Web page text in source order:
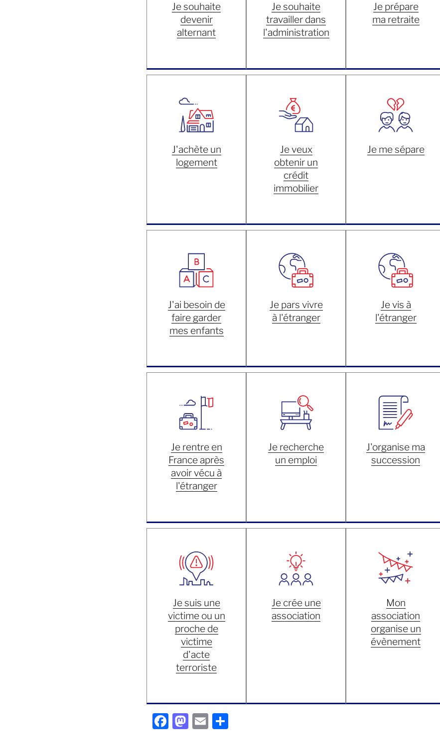
Je souhaite
devenir
alternant
Je souhaite
travailler dans
l'administration
Je prépare
ma retraite
J'achète un
logement
Je veux
obtenir un
crédit
immobilier
Je me sépare
J'ai besoin de
faire garder
mes enfants
Je pars vivre
à l'étranger
Je vis à
l'étranger
Je rentre en
France après
avoir vécu à
l'étranger
Je recherche
un emploi
J'organise ma
succession
Je suis une
victime ou un
proche de
victime
d'acte
terroriste
Je crée une
association
Mon
association
organise un
évènement
F
M E